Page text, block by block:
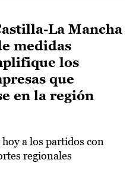
La Mancha
medidas
los
que
en la región
a los partidos con
regionales